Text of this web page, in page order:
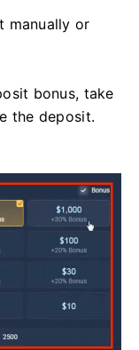
manually or
bonus, take
the deposit.